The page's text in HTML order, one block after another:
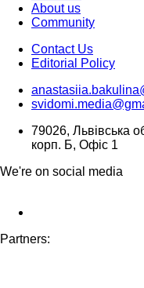
About us
Community
Contact Us
Editorial Policy
79026, Львівська
корп. Б, Офіс 1
We're on social media
Partners: